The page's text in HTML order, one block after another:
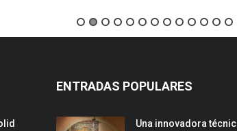
ENTRADAS POPULARES
Una innovadora